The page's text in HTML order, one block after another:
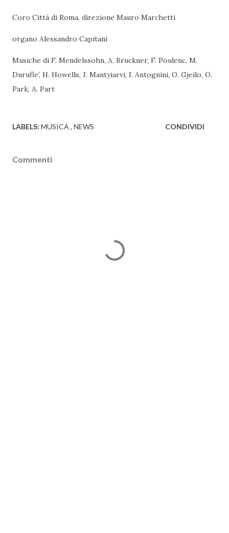
Coro Città di Roma, direzione Mauro Marchetti
organo Alessandro Capitani
Musiche di F. Mendelssohn, A. Bruckner, F. Poulenc, M.
Durufle’, H. Howells, J. Mantyiarvi, I. Antognini, O. Gjeilo, O.
Park, A. Part
LABELS: MUSICA NEWS CONDIVIDI
Commenti